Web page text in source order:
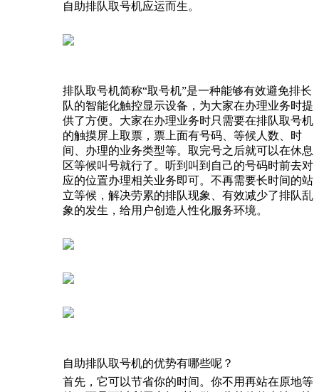
自助排队取号机应运而生。
排队取号机简称“取号机”是一种能够有效避免排长
队的智能化触控显示设备，为大家在办理业务时提
供了方便。大家在办理业务时只需要在排队取号机
的触摸屏上取票，票上面有号码、等候人数、时
间、办理的业务类型等。取完号之后就可以在休息
区等候叫号就行了。听到叫到自己的号码时前去对
应的位置办理相关业务即可。不再需要长时间的站
立等候，解决劳累的排队现象、有效减少了排队乱
象的发生，给用户创造人性化服务环境。
自助排队取号机的优势有哪些呢？
首先，它可以节省你的时间。你不用再站在原地等